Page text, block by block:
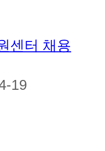
센터 채용
19